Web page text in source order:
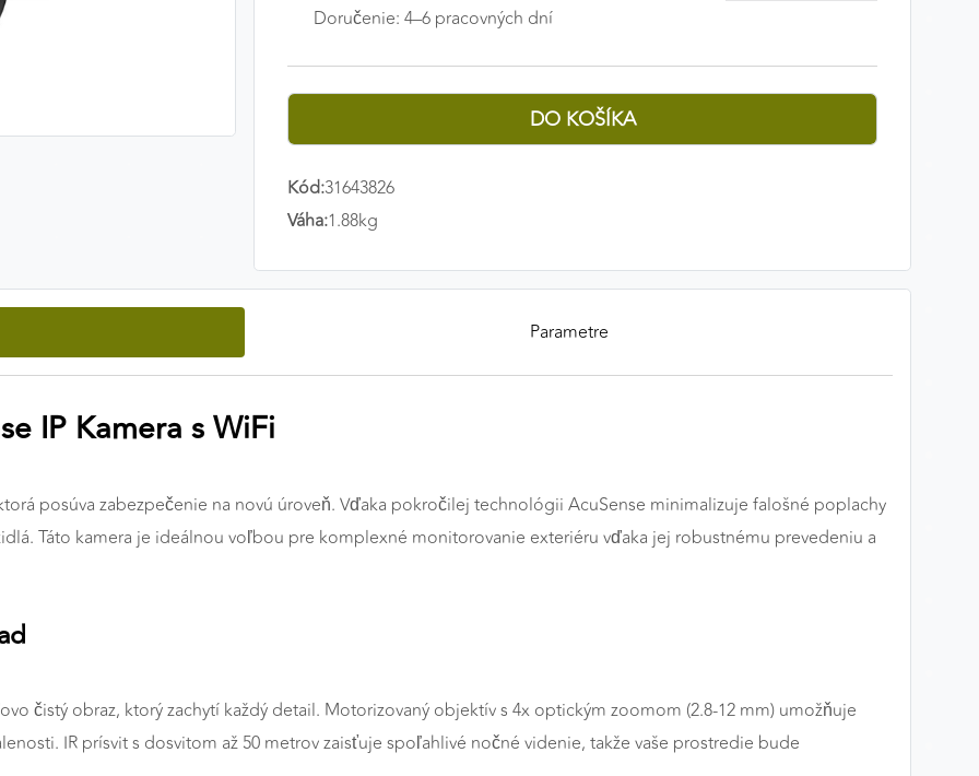
Doručenie: 4–6 pracovných dní
Kód:31643826
Váha:1.88kg
Parametre
IP Kamera s WiFi
posúva zabezpečenie na novú úroveň. Vďaka pokročilej technológii AcuSense minimalizuje falošné poplachy
Táto kamera je ideálnou voľbou pre komplexné monitorovanie exteriéru vďaka jej robustnému prevedeniu a
čistý obraz, ktorý zachytí každý detail. Motorizovaný objektív s 4x optickým zoomom (2.8-12 mm) umožňuje
IR prísvit s dosvitom až 50 metrov zaisťuje spoľahlivé nočné videnie, takže vaše prostredie bude